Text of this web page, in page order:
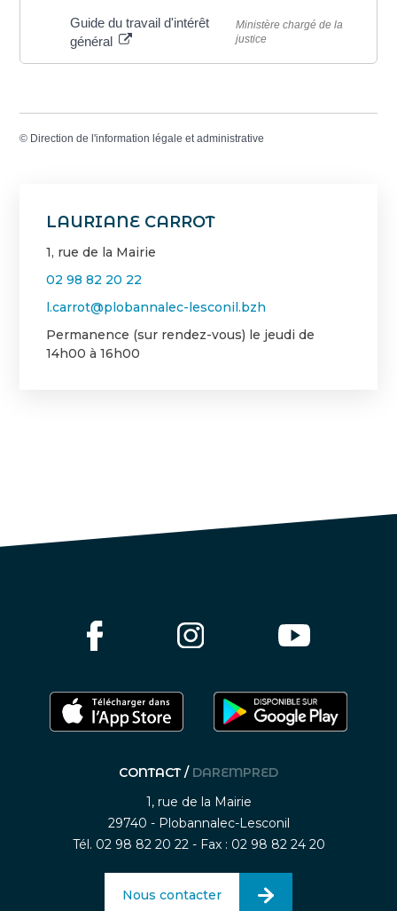
LAURIANE CARROT
1, rue de la Mairie
02 98 82 20 22
l.carrot@plobannalec-lesconil.bzh
Permanence (sur rendez-vous) le jeudi de
14h00 à 16h00
Guide du travail d'intérêt
général
Ministère chargé de la
justice
© Direction de l'information légale et administrative
CONTACT / DAREMPRED
1, rue de la Mairie
29740 - Plobannalec-Lesconil
Tél. 02 98 82 20 22 - Fax : 02 98 82 24 20
Nous contacter